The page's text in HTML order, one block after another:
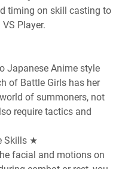
timing on skill casting to
Player.
Japanese Anime style
of Battle Girls has her
of summoners, not
require tactics and
Skills ★
facial and motions on